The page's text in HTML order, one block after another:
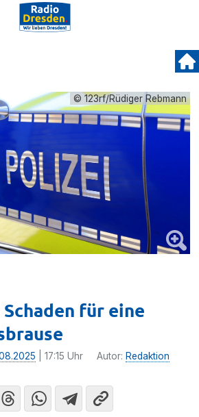
© 123rf/Rüdiger Rebmann
für eine
| 17:15 Uhr Autor: Redaktion